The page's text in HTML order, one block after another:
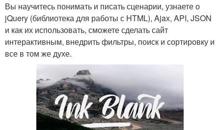
Вы научитесь понимать и писать сценарии, узнаете о
jQuery (библиотека для работы с HTML), Ajax, API, JSON
и как их использовать, сможете сделать сайт
интерактивным, внедрить фильтры, поиск и сортировку и
все в том же духе.